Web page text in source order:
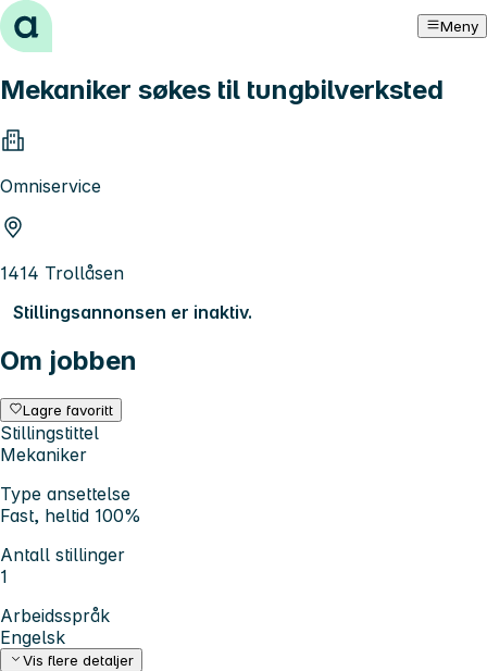
Hopp til innhold Meny
Mekaniker søkes til tungbilverksted
Omniservice
1414 Trollåsen
Stillingsannonsen er inaktiv.
Om jobben
Lagre favoritt
Stillingstittel
Mekaniker
Type ansettelse
Fast, heltid 100%
Antall stillinger
1
Arbeidsspråk
Engelsk
Vis flere detaljer